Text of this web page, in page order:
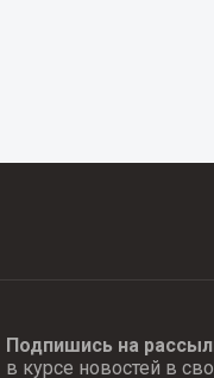
Подпишись на
в курсе новостей в